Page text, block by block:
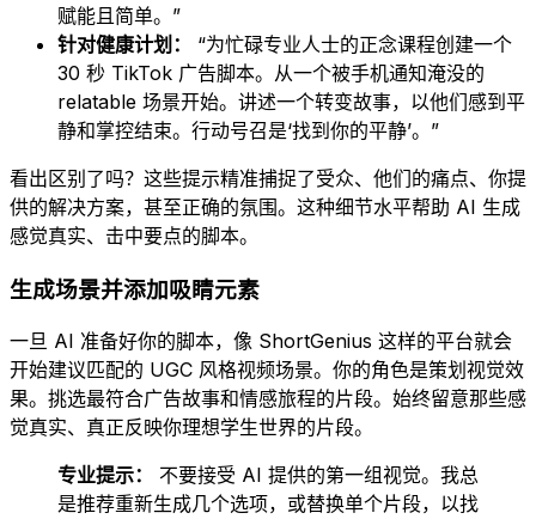
赋能且简单。”
针对健康计划：
“为忙碌专业人士的正念课程创建一个
30 秒 TikTok 广告脚本。从一个被手机通知淹没的
relatable 场景开始。讲述一个转变故事，以他们感到平
静和掌控结束。行动号召是‘找到你的平静’。”
看出区别了吗？这些提示精准捕捉了受众、他们的痛点、你提
供的解决方案，甚至正确的氛围。这种细节水平帮助 AI 生成
感觉真实、击中要点的脚本。
生成场景并添加吸睛元素
一旦 AI 准备好你的脚本，像 ShortGenius 这样的平台就会
开始建议匹配的 UGC 风格视频场景。你的角色是策划视觉效
果。挑选最符合广告故事和情感旅程的片段。始终留意那些感
觉真实、真正反映你理想学生世界的片段。
专业提示：
不要接受 AI 提供的第一组视觉。我总
是推荐重新生成几个选项，或替换单个片段，以找